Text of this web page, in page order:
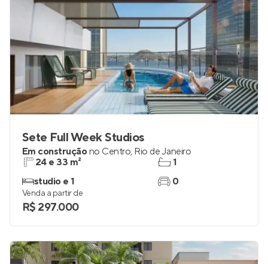
Sete Full Week Studios
Em construçãono Centro, Rio de Janeiro
24 e 33 m²
studio e 1
1
0
Venda a partir de
R$ 297.000